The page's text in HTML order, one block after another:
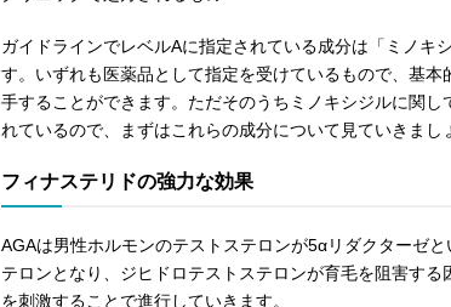
ガイドラインでレベルAに指定されている成分は「ミノキ
す。いずれも医薬品として指定を受けているもので、基本
手することができます。ただそのうちミノキシジルに関
れているので、まずはこれらの成分について見ていきまし
フィナステリドの強力な効果
AGAは男性ホルモンのテストステロンが5αリダクターゼ
テロンとなり、ジヒドロテストステロンが育毛を阻害す
を刺激することで進行していきます。